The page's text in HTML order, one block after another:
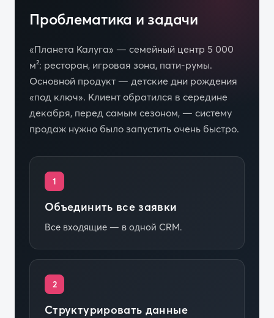
Проблематика и задачи
«Планета Калуга» — семейный центр 5 000
м²: ресторан, игровая зона, пати-румы.
Основной продукт — детские дни рождения
«под ключ». Клиент обратился в середине
декабря, перед самым сезоном, — систему
продаж нужно было запустить очень быстро.
1
Объединить все заявки
Все входящие — в одной CRM.
2
Структурировать данные